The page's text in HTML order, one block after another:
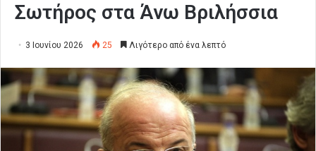
Σωτήρος στα Άνω Βριλήσσια
3 Ιουνίου 2026 25 Λιγότερο από ένα λεπτό